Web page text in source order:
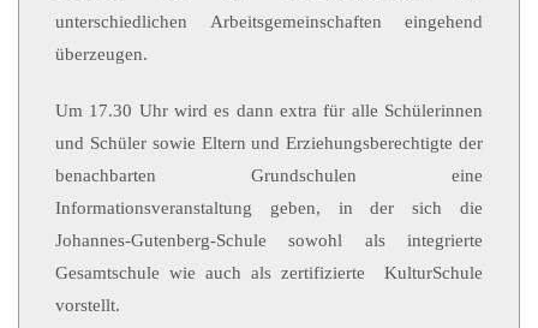
unterschiedlichen Arbeitsgemeinschaften eingehend
überzeugen.
Um 17.30 Uhr wird es dann extra für alle Schülerinnen
und Schüler sowie Eltern und Erziehungsberechtigte der
benachbarten Grundschulen eine
Informationsveranstaltung geben, in der sich die
Johannes-Gutenberg-Schule sowohl als integrierte
Gesamtschule wie auch als zertifizierte KulturSchule
vorstellt.